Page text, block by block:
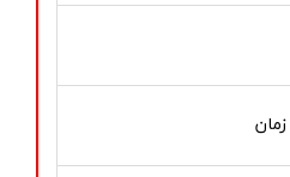
زمان